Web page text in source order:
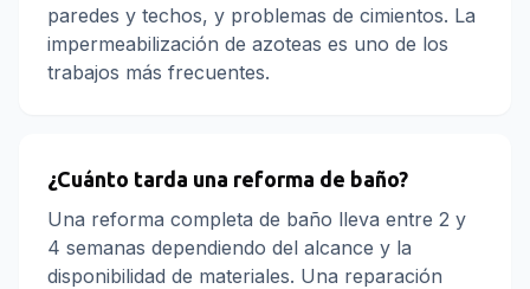
paredes y techos, y problemas de cimientos. La
impermeabilización de azoteas es uno de los
trabajos más frecuentes.
¿Cuánto tarda una reforma de baño?
Una reforma completa de baño lleva entre 2 y
4 semanas dependiendo del alcance y la
disponibilidad de materiales. Una reparación